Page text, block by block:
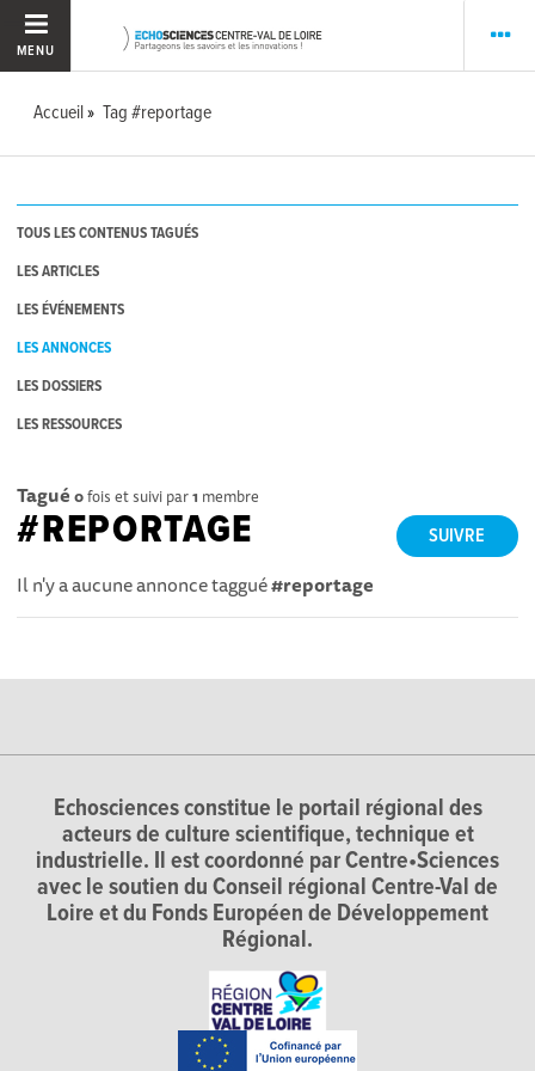
MENU
Accueil Tag #reportage
TOUS LES CONTENUS TAGUÉS
LES ARTICLES
LES ÉVÉNEMENTS
LES ANNONCES
LES DOSSIERS
LES RESSOURCES
Tagué 0fois et suivi par1 membre
SUIVRE
#REPORTAGE
Il n'y a aucune annonce taggué#reportage
Echosciences constitue le portail régional des
acteurs de culture scientifique, technique et
industrielle. Il est coordonné par Centre•Sciences
avec le soutien du Conseil régional Centre-Val de
Loire et du Fonds Européen de Développement
Régional.